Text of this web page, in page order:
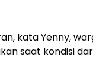
kata Yenny,
saat kondisi